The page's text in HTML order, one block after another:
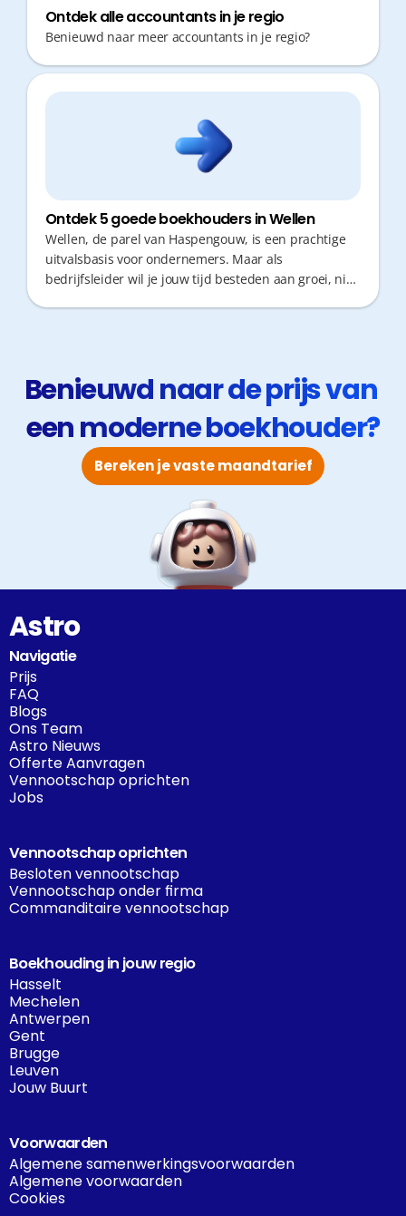
Ontdek alle accountants in je regio
Benieuwd naar meer accountants in je regio?
Ontdek 5 goede boekhouders in Wellen
Wellen, de parel van Haspengouw, is een prachtige
uitvalsbasis voor ondernemers. Maar als
bedrijfsleider wil je jouw tijd besteden aan groei, niet
besparen.
Benieuwd naar de prijs van
een moderne boekhouder?
Bereken je vaste maandtarief
Astro
Navigatie
Prijs
FAQ
Blogs
Ons Team
Astro Nieuws
Offerte Aanvragen
Vennootschap oprichten
Jobs
Vennootschap oprichten
Besloten vennootschap
Vennootschap onder firma
Commanditaire vennootschap
Boekhouding in jouw regio
Hasselt
Mechelen
Antwerpen
Gent
Brugge
Leuven
Jouw Buurt
Voorwaarden
Algemene samenwerkingsvoorwaarden
Algemene voorwaarden
Cookies